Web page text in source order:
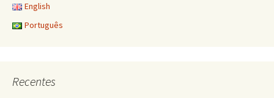
English
Português
Recentes